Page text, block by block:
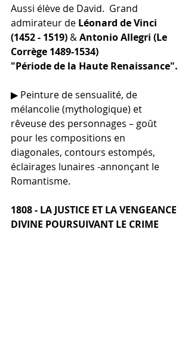
Aussi élève de David.  Grand
admirateur de Léonard de Vinci
(1452 - 1519) & Antonio Allegri (Le
Corrège 1489-1534)
"Période de la Haute Renaissance".
▶︎ Peinture de sensualité, de
mélancolie (mythologique) et
rêveuse des personnages – goût
pour les compositions en
diagonales, contours estompés,
éclairages lunaires -annonçant le
Romantisme.
1808 - LA JUSTICE ET LA VENGEANCE
DIVINE POURSUIVANT LE CRIME